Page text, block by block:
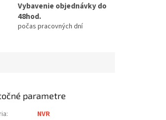
Vybavenie objednávky do
48hod.
počas pracovných dní
parametre
:
NVR